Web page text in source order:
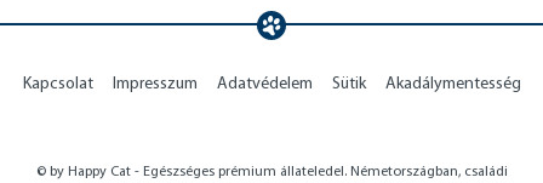
Kapcsolat Impresszum Adatvédelem Sütik Akadálymentesség
© by Happy Cat - Egészséges prémium állateledel. Németországban, családi